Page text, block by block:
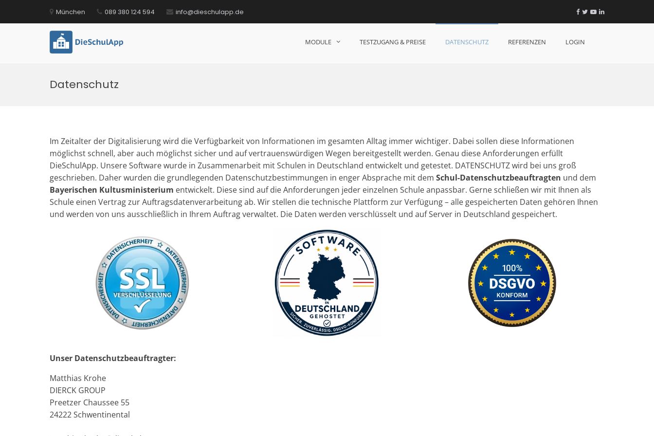
springen
München 089 380 124 594 info@dieschulapp.de Facebook
TwitterYouTube
LinkedIn
MODULE TESTZUGANG & PREISE DATENSCHUTZ REFERENZEN LOGIN
Datenschutz
Im Zeitalter der Digitalisierung wird die Verfügbarkeit von Informationen im gesamten Alltag immer wichtiger. Dabei sollen diese Informationen
möglichst schnell, aber auch möglichst sicher und auf vertrauenswürdigen Wegen bereitgestellt werden. Genau diese Anforderungen erfüllt
DieSchulApp. Unsere Software wurde in Zusammenarbeit mit Schulen in Deutschland entwickelt und getestet. DATENSCHUTZ wird bei uns groß
geschrieben. Daher wurden die grundlegenden Datenschutzbestimmungen in enger Absprache mit dem Schul-Datenschutzbeauftragten und dem
Bayerischen Kultusministerium entwickelt. Diese sind auf die Anforderungen jeder einzelnen Schule anpassbar. Gerne schließen wir mit Ihnen als
Schule einen Vertrag zur Auftragsdatenverarbeitung ab. Wir stellen die technische Plattform zur Verfügung – alle gespeicherten Daten gehören Ihnen
und werden von uns ausschließlich in Ihrem Auftrag verwaltet. Die Daten werden verschlüsselt und auf Server in Deutschland gespeichert.
Unser Datenschutzbeauftragter:
Matthias Krohe
DIERCK GROUP
Preetzer Chaussee 55
24222 Schwentinental